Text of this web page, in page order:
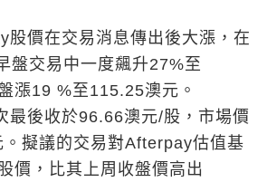
股價在交易消息傳出後大漲，在
盤交易中一度飆升27%至
漲19 %至115.25澳元。
最後收於96.66澳元/股，市場價
擬議的交易對Afterpay估值基
價，比其上周收盤價高出